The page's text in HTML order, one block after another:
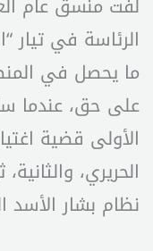
الرئاسة في تيار
ما يحصل في
على حق، عندما
الأولى قضية
الحريري،
نظام بشار الأسد